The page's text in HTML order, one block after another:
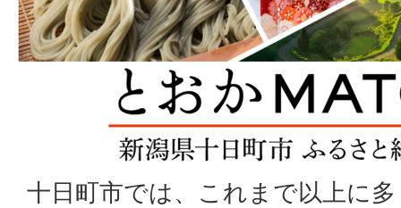
十日町市では、これまで以上に